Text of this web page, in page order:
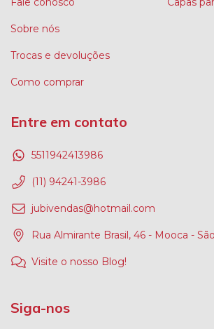
Sobre nós
Trocas e devoluções
Como comprar
Entre em contato
5511942413986
(11) 94241-3986
jubivendas@hotmail.com
Rua Almirante Brasil, 46 - Mooca -
Visite o nosso Blog!
Siga-nos